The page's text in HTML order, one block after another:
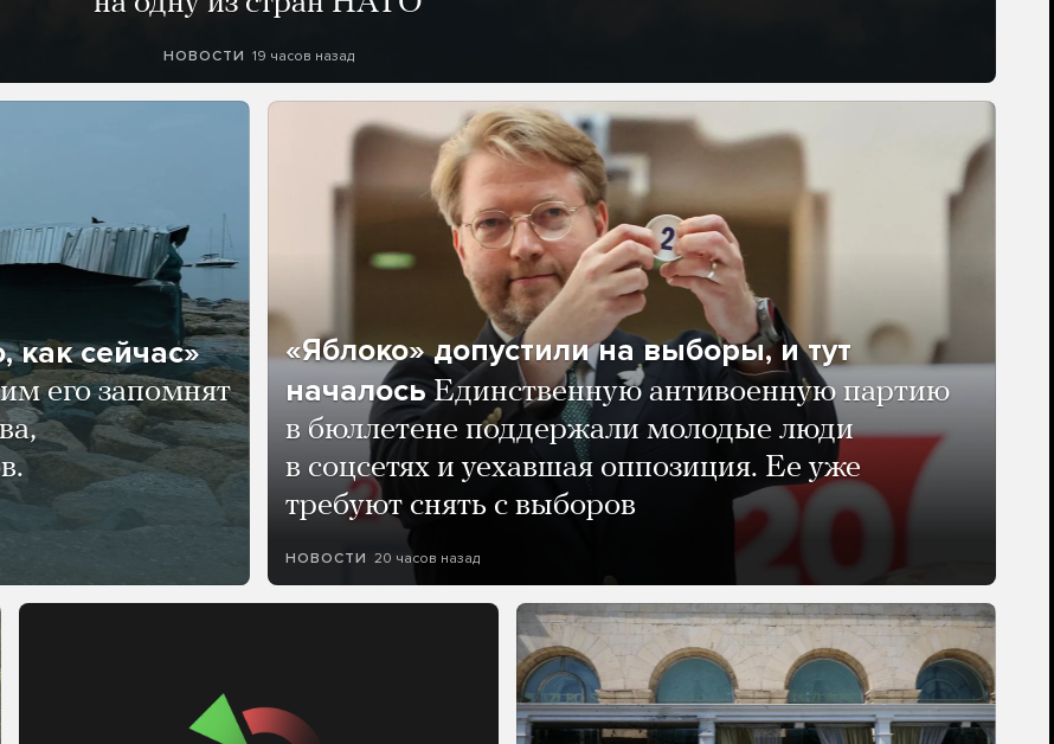
НОВОСТИ 19 часов назад
как сейчас»
его запомнят
«Яблоко» допустили на выборы, и тут
началось Единственную антивоенную партию
в бюллетене поддержали молодые люди
в соцсетях и уехавшая оппозиция. Ее уже
требуют снять с выборов
НОВОСТИ 20 часов назад